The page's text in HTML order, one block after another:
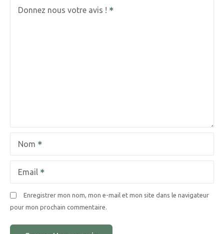
Donnez nous votre avis !
Nom
Email
Enregistrer mon nom, mon e-mail et mon site dans le navigateur
pour mon prochain commentaire.